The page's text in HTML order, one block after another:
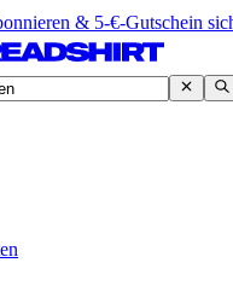
& 5-€-Gutschein